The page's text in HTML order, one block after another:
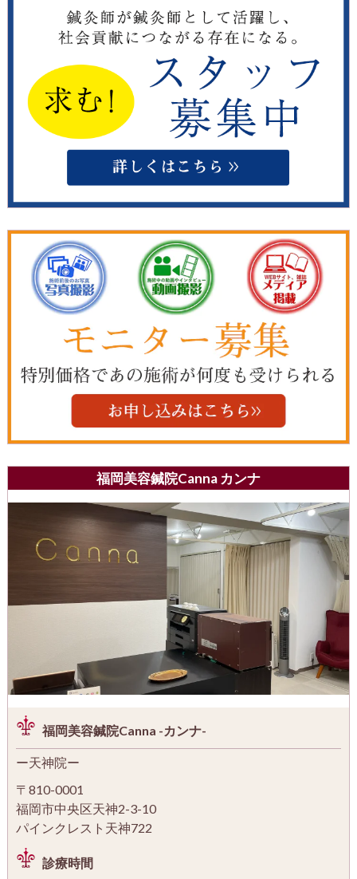
福岡美容鍼院Canna カンナ
福岡美容鍼院Canna -カンナ-
ー天神院ー
〒810-0001
福岡市中央区天神2-3-10
パインクレスト天神722
診療時間